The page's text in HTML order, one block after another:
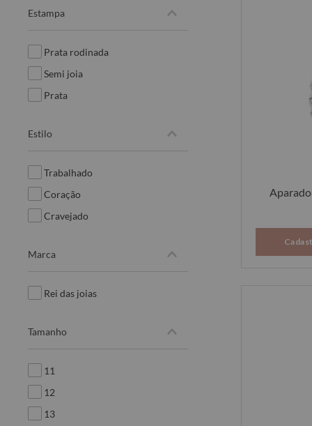
estampa
prata rodinada
semi joia
prata
estilo
trabalhado
coração
cravejado
marca
rei das joias
tamanho
11
12
13